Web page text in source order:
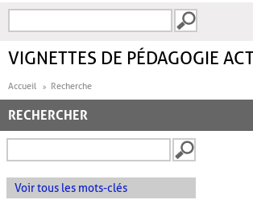
FORMULAIRE DE
VIGNETTES DE PÉDAGOGIE
Accueil Recherche
RECHERCHER
Voir tous les mots-clés